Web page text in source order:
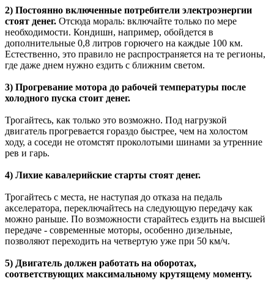
2) Постоянно включенные потребители электроэнергии
стоят денег. Отсюда мораль: включайте только по мере
необходимости. Кондишн, например, обойдется в
дополнительные 0,8 литров горючего на каждые 100 км.
Естественно, это правило не распространяется на те регионы,
где даже днем нужно ездить с ближним светом.
3) Прогревание мотора до рабочей температуры после
холодного пуска стоит денег.
Трогайтесь, как только это возможно. Под нагрузкой
двигатель прогревается гораздо быстрее, чем на холостом
ходу, а соседи не отомстят проколотыми шинами за утренние
рев и гарь.
4) Лихие кавалерийские старты стоят денег.
Трогайтесь с места, не наступая до отказа на педаль
акселератора, переключайтесь на следующую передачу как
можно раньше. По возможности старайтесь ездить на высшей
передаче - современные моторы, особенно дизельные,
позволяют переходить на четвертую уже при 50 км/ч.
5) Двигатель должен работать на оборотах,
соответствующих максимальному крутящему моменту.